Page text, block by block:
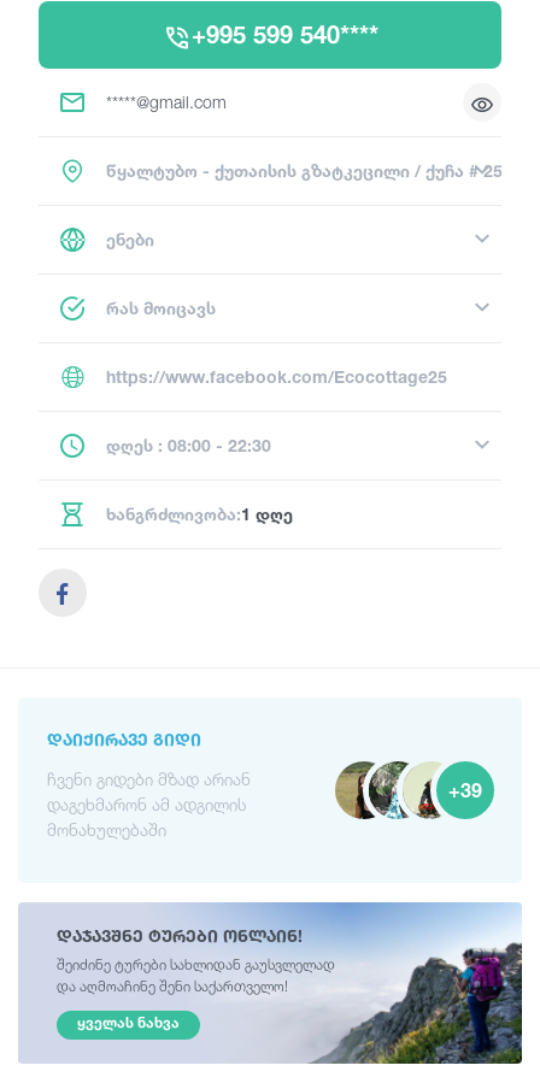
+995 599 540****
*****@gmail.com
წყალტუბო - ქუთაისის გზატკეცილი / ქუჩა # 25
ენები
რას მოიცავს
https://www.facebook.com/Ecocottage25
დღეს : 08:00 - 22:30
ხანგრძლივობა:1 დღე
ᲓᲐᲘᲥᲘᲠᲐᲕᲔ ᲒᲘᲓᲘ
ჩვენი გიდები მზად არიან
დაგეხმარონ ამ ადგილის
მონახულებაში
+39
დაჯავშნე ტურები ონლაინ!
შეიძინე ტურები სახლიდან გაუსვლელად
და აღმოაჩინე შენი საქართველო!
ᲧᲕᲔᲚᲐᲡ ᲜᲐᲮᲕᲐ